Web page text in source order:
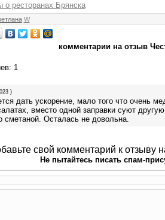
о ресторанах Брянска
W
комментарии на отзыв
: 1
)
дать ускорение, мало того что очень
вместо одной заправки суют
сметаной. Осталась не довольна.
свой комментарий к отзыву
Не пытайтесь писать спам-